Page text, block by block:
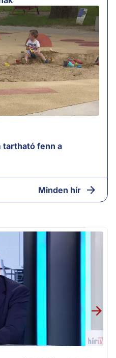
tartható fenn a
Minden hír